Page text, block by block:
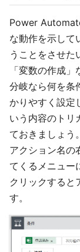
Power
な動作を示して
うことをさせた
「変数の作成
分岐なら何を条
かりやすく設定
いう内容のトリ
ておきましょう。
アクション名の
てくるメニュー
クリックすると
す。